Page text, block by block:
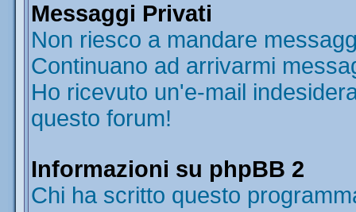
Messaggi Privati
Non riesco a mandare
Continuano ad arrivarmi
Ho ricevuto un'e-mail
questo forum!
Informazioni su phpBB 2
Chi ha scritto questo